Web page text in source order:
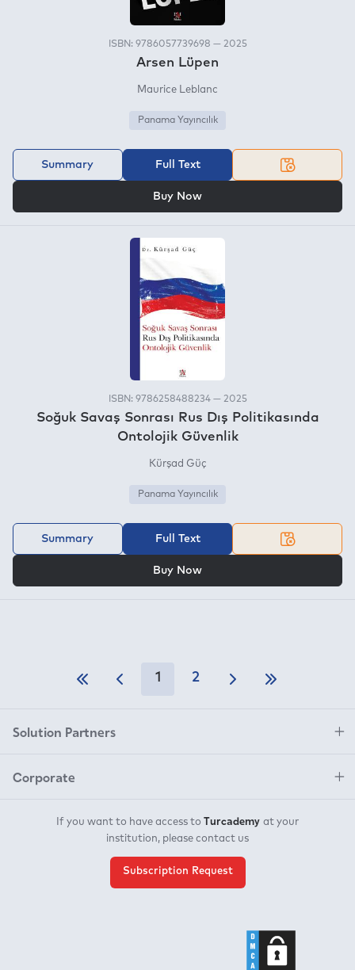
ISBN: 9786057739698 — 2025
Arsen Lüpen
Maurice Leblanc
Panama Yayıncılık
Summary Full Text
Buy Now
ISBN: 9786258488234 — 2025
Soğuk Savaş Sonrası Rus Dış Politikasında
Ontolojik Güvenlik
Kürşad Güç
Panama Yayıncılık
Summary Full Text
Buy Now
1 2
Solution Partners
Corporate
If you want to have access to Turcademy at your
institution, please contact us
Subscription Request